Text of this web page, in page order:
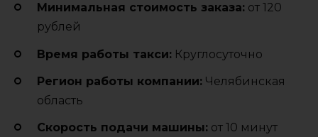
Минимальная стоимость заказа: от 120
рублей
Время работы такси: Круглосуточно
Регион работы компании: Челябинская
область
Cкорость подачи машины: от 10 минут